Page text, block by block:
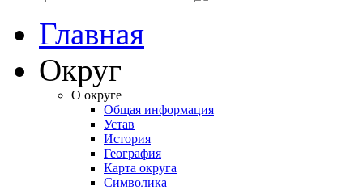
Главная
Округ
О округе
Общая информация
Устав
История
География
Карта округа
Символика